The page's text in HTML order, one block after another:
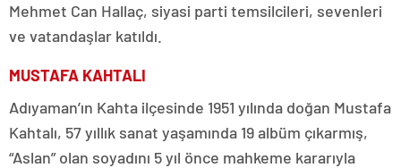
Mehmet Can Hallaç, siyasi parti temsilcileri, sevenleri
ve vatandaşlar katıldı.
MUSTAFA KAHTALI
Adıyaman’ın Kahta ilçesinde 1951 yılında doğan Mustafa
Kahtalı, 57 yıllık sanat yaşamında 19 albüm çıkarmış,
“Aslan” olan soyadını 5 yıl önce mahkeme kararıyla